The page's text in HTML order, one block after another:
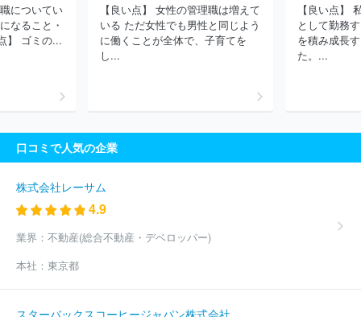
についてい
なること・
】 ゴミの...
【良い点】 女性の管理職は増えて
いる ただ女性でも男性と同じよう
に働くことが全体で、子育てを
し...
【良い点】
として勤務
を積み成長
た。...
口コミで人気の企業
株式会社レーサム
4.9
業界： 不動産(総合不動産・デベロッパー)
本社： 東京都
スターバックスコーヒージャパン株式会社